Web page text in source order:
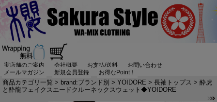
実店舗のご案内 会社概要 お支払/送料
お問い合わせ
メールマガジン
新規会員登録 お得なPoint！
商品カテゴリ一覧 > brand:ブランド別 > YOIDORE > 長袖トップス > 酔虎
と酔龍フェイクスエードクルーネックスウェット◆YOIDORE